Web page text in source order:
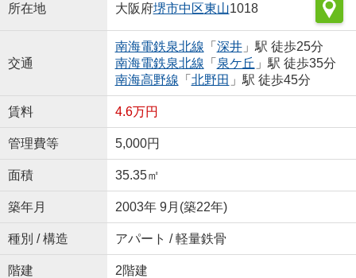
所在地 大阪府堺市中区東山1018
交通
南海電鉄泉北線 「 深井」駅 徒歩25分
南海電鉄泉北線 「 泉ケ丘 」駅 徒歩35分
南海高野線 「 北野田 」駅 徒歩45分
賃料 4.6万円
管理費等 5,000円
面積 35.35㎡
築年月 2003年 9月(築22年)
種別 / 構造 アパート / 軽量鉄骨
階建 2階建